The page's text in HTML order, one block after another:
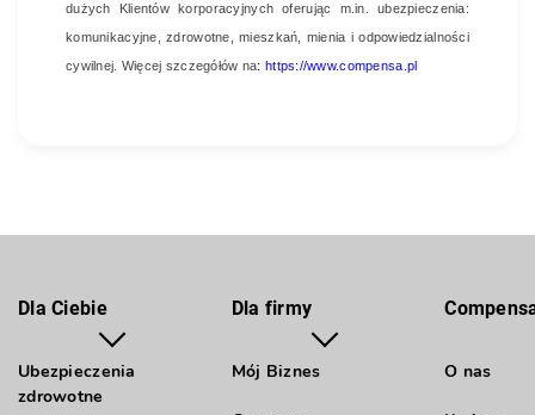
dużych Klientów korporacyjnych oferując m.in. ubezpieczenia:
komunikacyjne, zdrowotne, mieszkań, mienia i odpowiedzialności
cywilnej. Więcej szczegółów na: https://www.compensa.pl
Dla Ciebie
Ubezpieczenia
zdrowotne
Dla firmy
Mój Biznes O nas